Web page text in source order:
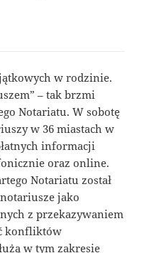
w rodzinie.
– tak brzmi
Notariatu. W sobotę
w 36 miastach w
informacji
oraz online.
Notariatu został
jako
z przekazywaniem
konfliktów
w tym zakresie